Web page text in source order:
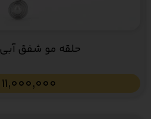
حلقه مو شفق آبی Blue Aura
11,000,000